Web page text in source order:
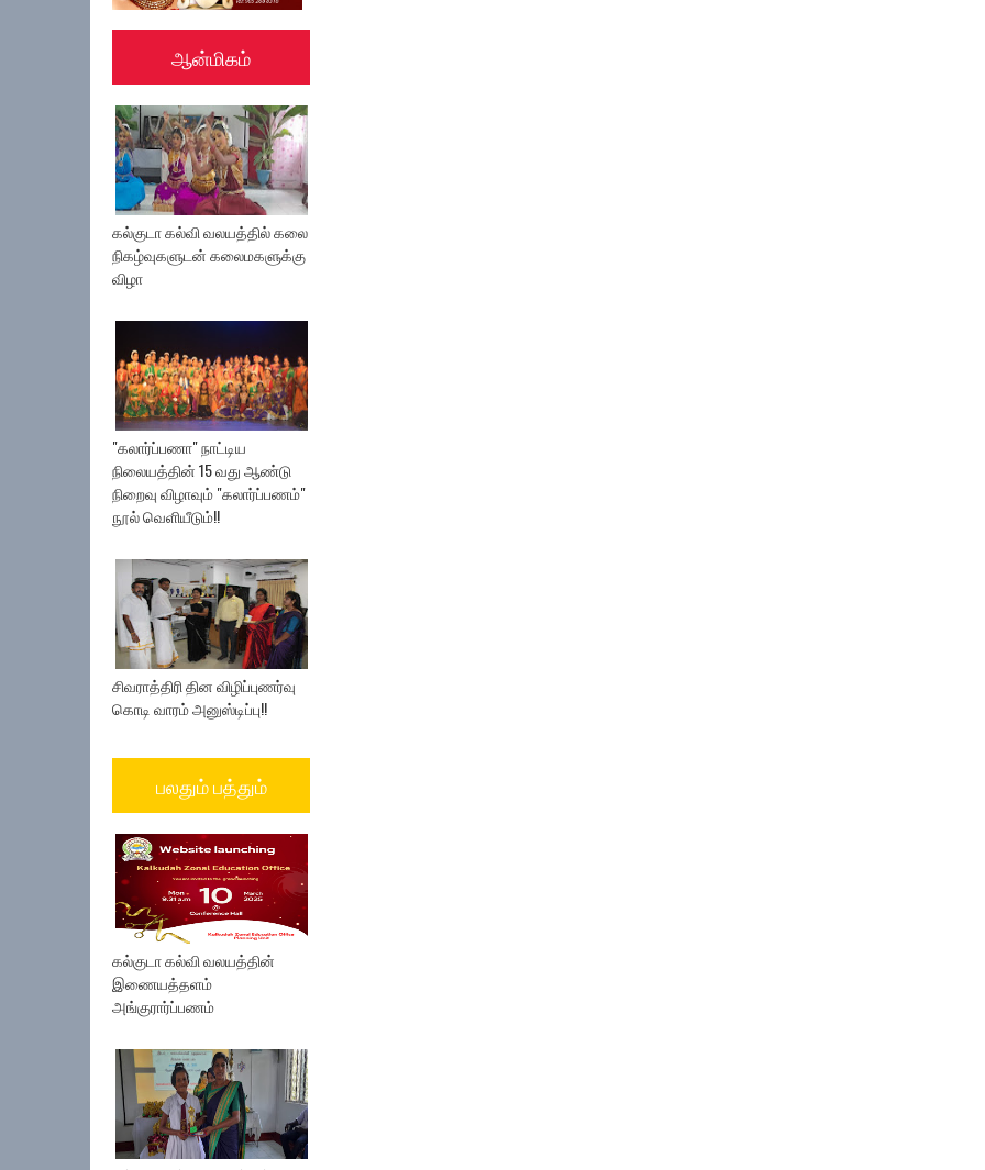
ஆன்மிகம்
கல்குடா கல்வி வலயத்தில் கலை
நிகழ்வுகளுடன் கலைமகளுக்கு
விழா
"கலார்ப்பணா" நாட்டிய
நிலையத்தின் 15 வது ஆண்டு
நிறைவு விழாவும் "கலார்ப்பணம்"
நூல் வெளியீடும்!!
சிவராத்திரி தின விழிப்புணர்வு
கொடி வாரம் அனுஸ்டிப்பு!!
பலதும் பத்தும்
கல்குடா கல்வி வலயத்தின்
இணையத்தளம்
அங்குரார்ப்பணம்